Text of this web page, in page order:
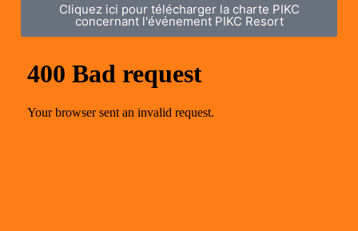
Cliquez ici pour télécharger la charte PIKC
concernant l'événement PIKC Resort